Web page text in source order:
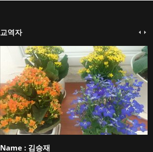
교역자
Name :김승재